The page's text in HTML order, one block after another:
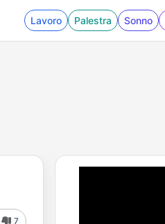
Lavoro Palestra Sonno
7